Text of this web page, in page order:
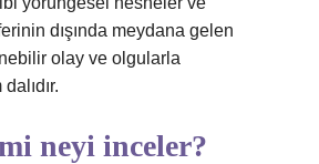
dışında meydana gelen
olay ve olgularla
neyi inceler?